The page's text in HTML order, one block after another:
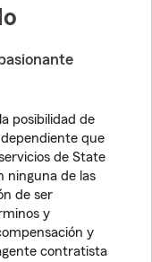
posibilidad de
que
de State
ninguna de las
de ser
y
y
contratista